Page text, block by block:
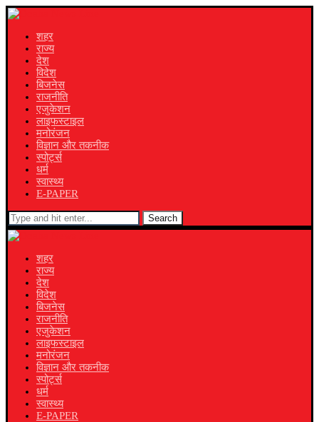
शहर
राज्य
देश
विदेश
बिजनेस
राजनीति
एजुकेशन
लाइफस्टाइल
मनोरंजन
विज्ञान और तकनीक
स्पोर्ट्स
धर्म
स्वास्थ्य
E-PAPER
Search
शहर
राज्य
देश
विदेश
बिजनेस
राजनीति
एजुकेशन
लाइफस्टाइल
मनोरंजन
विज्ञान और तकनीक
स्पोर्ट्स
धर्म
स्वास्थ्य
E-PAPER